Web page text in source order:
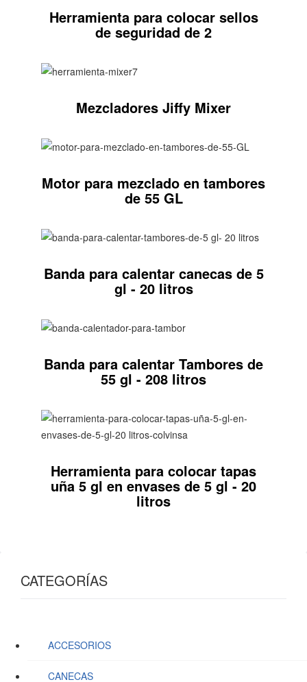
Herramienta para colocar sellos
de seguridad de 2
Mezcladores Jiffy Mixer
Motor para mezclado en tambores
de 55 GL
Banda para calentar canecas de 5
gl - 20 litros
Banda para calentar Tambores de
55 gl - 208 litros
Herramienta para colocar tapas
uña 5 gl en envases de 5 gl - 20
litros
CATEGORÍAS
ACCESORIOS
CANECAS